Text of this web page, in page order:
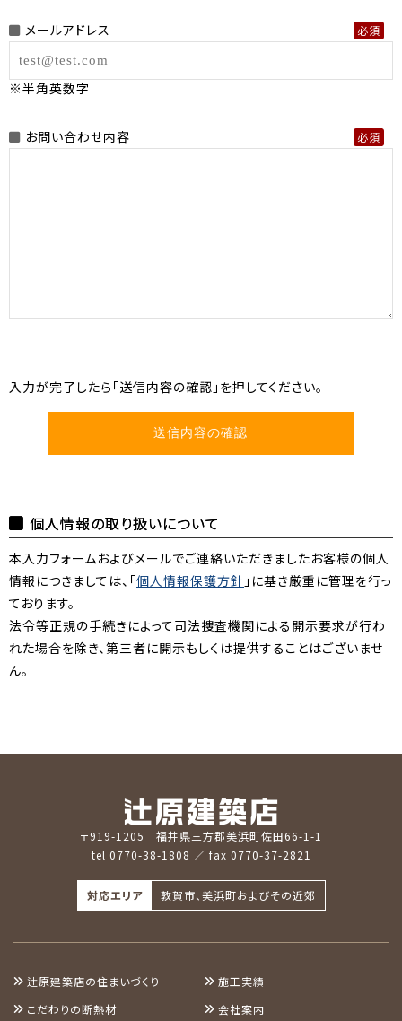
必須
メールアドレス
※半角英数字
必須
お問い合わせ内容
入力が完了したら「送信内容の確認」を押してください。
送信内容の確認
個人情報の取り扱いについて
本入力フォームおよびメールでご連絡いただきましたお客様の個人
情報につきましては、「個人情報保護方針 」に基き厳重に管理を行っ
ております。
法令等正規の手続きによって司法捜査機関による開示要求が行わ
れた場合を除き、第三者に開示もしくは提供することはございませ
ん。
〒919-1205 福井県三方郡美浜町佐田66-1-1
tel 0770-38-1808 ／ fax 0770-37-2821
対応エリア 敦賀市、美浜町およびその近郊
辻原建築店の住まいづくり
施工実績
こだわりの断熱材
会社案内